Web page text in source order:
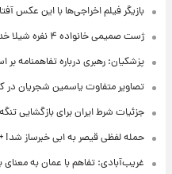
بازیگر فیلم اخراجی‌ها با این عکس
ژست صمیمی خانواده ۴ نفره شیلا خداداد پربازدید شد + عکس
پزشکیان: رهبری درباره تفاهمنامه
تصاویر متفاوت یاسمین شجریان
جزئیات شرط ایران برای بازگشایی
حمله لفظی قیصر به ابی خبرساز شد!
غریب‌آبادی: تفاهم با عمان به